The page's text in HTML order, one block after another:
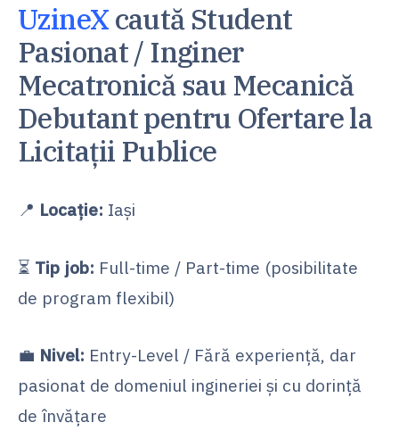
UzineXcaută Student
Pasionat / Inginer
Mecatronică sau Mecanică
Debutant pentru Ofertare la
Licitații Publice
📍 Locație: Iași
⏳ Tip job: Full-time / Part-time (posibilitate
de program flexibil)
💼 Nivel: Entry-Level / Fără experiență, dar
pasionat de domeniul ingineriei și cu dorință
de învățare